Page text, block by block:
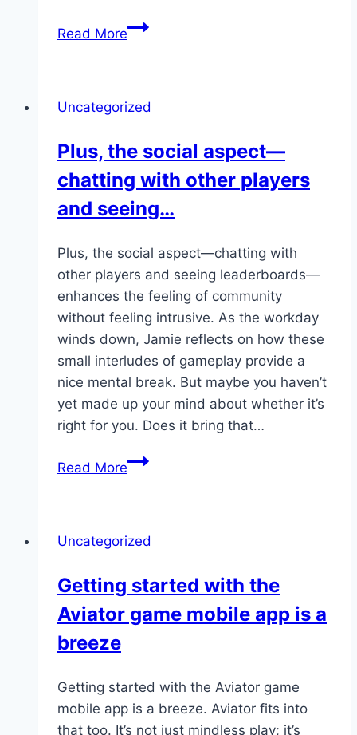
Read MoreTom,
shared
timely
reminders
about
jackpot…
Uncategorized
Plus, the social aspect—
chatting with other players
and seeing…
Plus, the social aspect—chatting with
other players and seeing leaderboards—
enhances the feeling of community
without feeling intrusive. As the workday
winds down, Jamie reflects on how these
small interludes of gameplay provide a
nice mental break. But maybe you haven’t
yet made up your mind about whether it’s
right for you. Does it bring that…
Read MorePlus,
—
with
other
Uncategorized
Getting started with the
Aviator game mobile app is a
breeze
Getting started with the Aviator game
mobile app is a breeze. Aviator fits into
that too. It’s not just mindless play; it’s